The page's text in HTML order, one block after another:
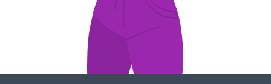
โอกาสในการปรับแต่งและสร้างแบรนด์
กลยุทธ์ในการแนะนำ QR Code ในเครือข่ายสังคม
นามบัตร